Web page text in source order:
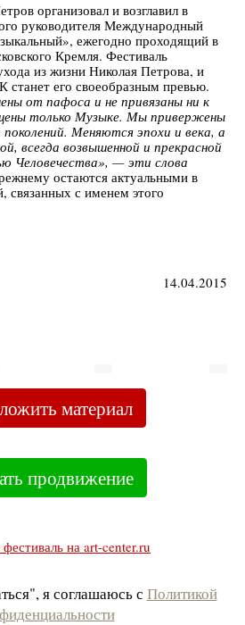
организовал и возглавил в
руководителя Международный
ежегодно проходящий в
Кремля. Фестиваль
из жизни Николая Петрова, и
станет его своеобразным превью.
от пафоса и не привязаны ни к
только Музыке. Мы привержены
Меняются эпохи и века, а
всегда возвышенной и прекрасной
Человечества», — эти слова
остаются актуальными в
связанных с именем этого
14.04.2015
материал
продвижение
я соглашаюсь с Политикой